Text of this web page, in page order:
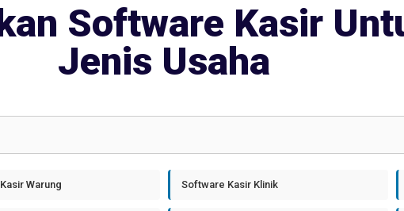
Software Kasir
Jenis Usaha
Warung Software Kasir Klinik